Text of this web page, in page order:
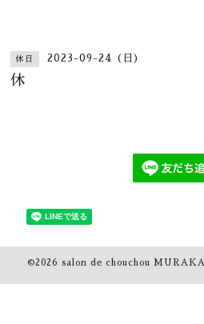
休日 2023-09-24 (日)
休
©2026 salon de chouchou